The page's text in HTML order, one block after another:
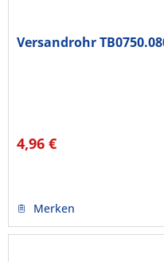
Versandrohr
4,96 €
Merken